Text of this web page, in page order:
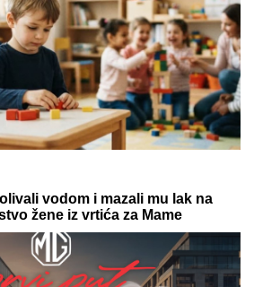
vodom i mazali mu lak na
žene iz vrtića za Mame